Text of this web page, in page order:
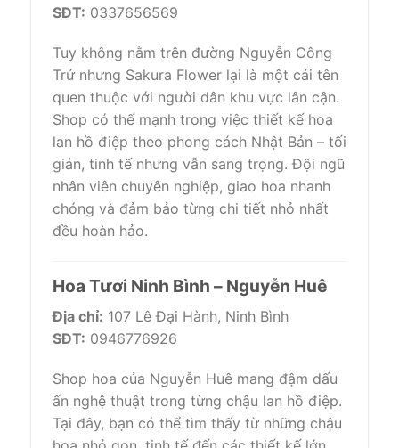
SĐT: 0337656569
Tuy không nằm trên đường Nguyễn Công
Trứ nhưng Sakura Flower lại là một cái tên
quen thuộc với người dân khu vực lân cận.
Shop có thế mạnh trong việc thiết kế hoa
lan hồ điệp theo phong cách Nhật Bản – tối
giản, tinh tế nhưng vẫn sang trọng. Đội ngũ
nhân viên chuyên nghiệp, giao hoa nhanh
chóng và đảm bảo từng chi tiết nhỏ nhất
đều hoàn hảo.
Hoa Tươi Ninh Bình – Nguyễn Huê
Địa chỉ: 107 Lê Đại Hành, Ninh Bình
SĐT: 0946776926
Shop hoa của Nguyễn Huê mang đậm dấu
ấn nghệ thuật trong từng chậu lan hồ điệp.
Tại đây, bạn có thể tìm thấy từ những chậu